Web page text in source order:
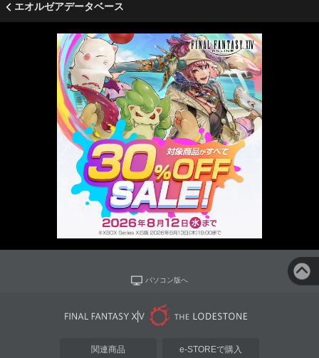
エオルゼアデータベース
パソコン版へ
関連商品 e-STOREで購入